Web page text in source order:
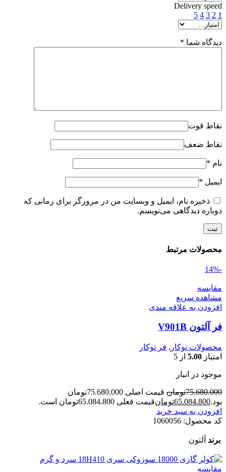
Delivery speed
1
2
3
4
5
دیدگاه شما *
نقاط قوت
نقاط ضعف
نام *
ایمیل *
ذخیره نام، ایمیل و وبسایت من در مرورگر برای زمانی که
دوباره دیدگاهی می‌نویسم.
محصولات مرتبط
-14%
مقایسه
مشاهده سریع
افزودن به علاقه مندی
فر آلتون V901B
محصولات توکار , فر توکار
امتیاز 5.00 از 5
موجود در انبار
75.680.000تومان
قیمت اصلی 75.680.000تومان
بود.65.084.800تومانقیمت فعلی 65.084.800تومان است.
افزودن به سبد خرید
کد محصول: 1060056
برند آلتون
مقایسه